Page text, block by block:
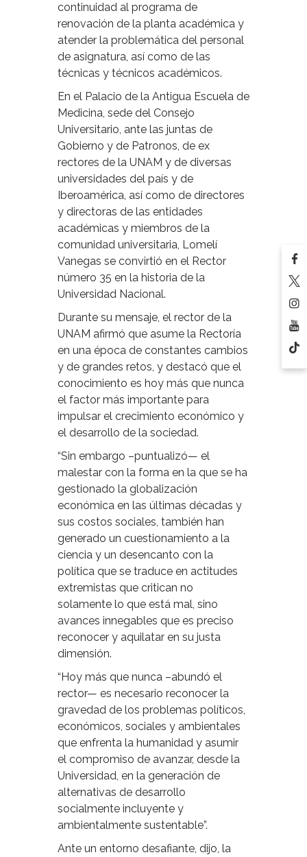
continuidad al programa de
renovación de la planta académica y
atender la problemática del personal
de asignatura, así como de las
técnicas y técnicos académicos.
En el Palacio de la Antigua Escuela de
Medicina, sede del Consejo
Universitario, ante las juntas de
Gobierno y de Patronos, de ex
rectores de la UNAM y de diversas
universidades del país y de
Iberoamérica, así como de directores
y directoras de las entidades
académicas y miembros de la
comunidad universitaria, Lomelí
Vanegas se convirtió en el Rector
número 35 en la historia de la
Universidad Nacional.
Durante su mensaje, el rector de la
UNAM afirmó que asume la Rectoría
en una época de constantes cambios
y de grandes retos, y destacó que el
conocimiento es hoy más que nunca
el factor más importante para
impulsar el crecimiento económico y
el desarrollo de la sociedad.
“Sin embargo –puntualizó— el
malestar con la forma en la que se ha
gestionado la globalización
económica en las últimas décadas y
sus costos sociales, también han
generado un cuestionamiento a la
ciencia y un desencanto con la
política que se traduce en actitudes
extremistas que critican no
solamente lo que está mal, sino
avances innegables que es preciso
reconocer y aquilatar en su justa
dimensión.
“Hoy más que nunca –abundó el
rector— es necesario reconocer la
gravedad de los problemas políticos,
económicos, sociales y ambientales
que enfrenta la humanidad y asumir
el compromiso de avanzar, desde la
Universidad, en la generación de
alternativas de desarrollo
socialmente incluyente y
ambientalmente sustentable”.
Ante un entorno desafiante, dijo, la